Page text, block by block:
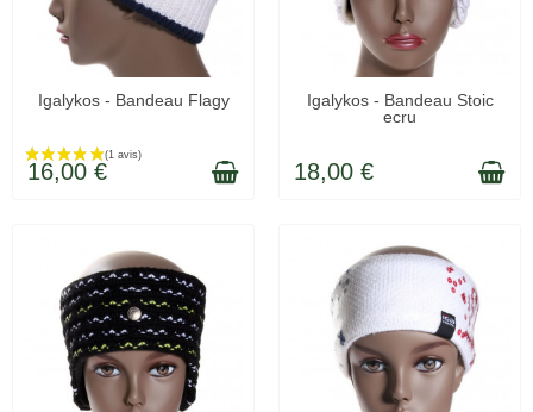
LIVRÉ SOUS 48H
Igalykos - Bandeau Flagy
16,00 €
LIVRÉ SOUS 48H
Igalykos - Bandeau Stoic
ecru
18,00 €